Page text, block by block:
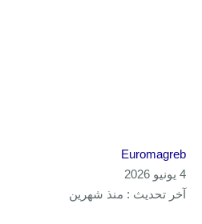
Euromagreb
4 يونيو 2026
آخر تحديث : منذ شهرين